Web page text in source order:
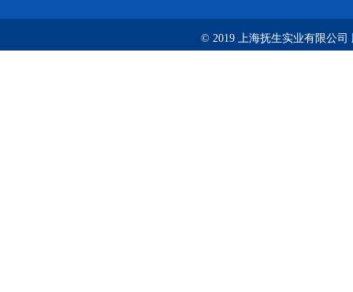
© 2019 上海抚生实业有限公司